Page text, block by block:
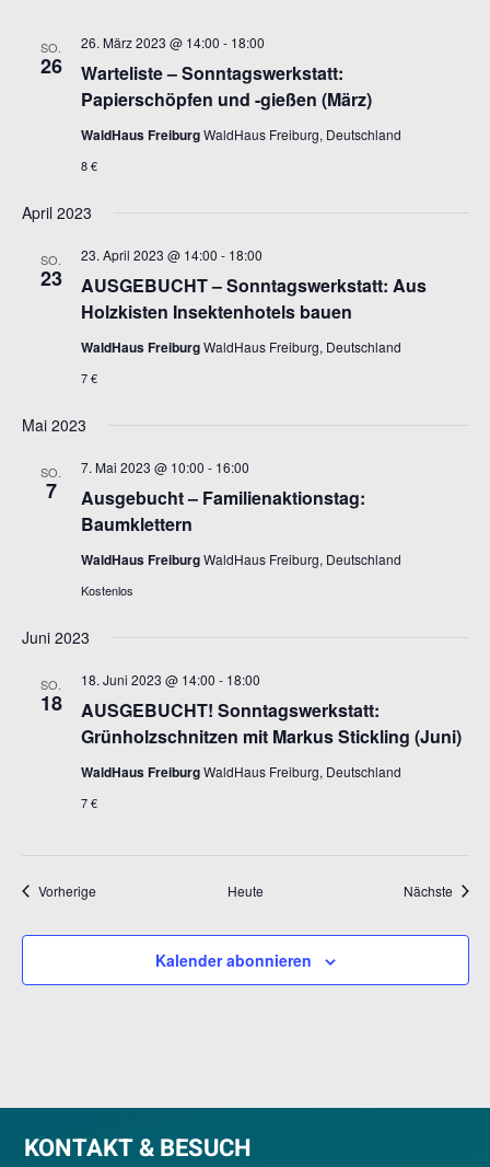
SO.
26
Warteliste – Sonntagswerkstatt:
Papierschöpfen und -gießen (März)
26. März 2023 @ 14:00 - 18:00
WaldHaus FreiburgWaldHaus Freiburg, Deutschland
8 €
April 2023
SO.
23
AUSGEBUCHT – Sonntagswerkstatt: Aus
Holzkisten Insektenhotels bauen
23. April 2023 @ 14:00 - 18:00
WaldHaus FreiburgWaldHaus Freiburg, Deutschland
7 €
Mai 2023
SO.
7
Ausgebucht – Familienaktionstag:
Baumklettern
7. Mai 2023 @ 10:00 - 16:00
WaldHaus FreiburgWaldHaus Freiburg, Deutschland
Kostenlos
Juni 2023
SO.
18
AUSGEBUCHT! Sonntagswerkstatt:
Grünholzschnitzen mit Markus Stickling (Juni)
18. Juni 2023 @ 14:00 - 18:00
WaldHaus FreiburgWaldHaus Freiburg, Deutschland
7 €
VorherigeVeranstaltungen Heute Nächste
Kalender abonnieren
KONTAKT & BESUCH